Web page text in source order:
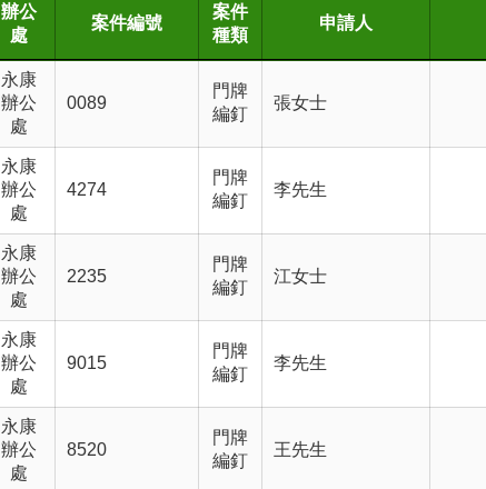
辦公
處
案件編號
案件
種類
申請人
永康
辦公
處
0089
門牌
編釘
張女士
永康
辦公
處
4274
門牌
編釘
李先生
永康
辦公
處
2235
門牌
編釘
江女士
永康
辦公
處
9015
門牌
編釘
李先生
永康
辦公
處
8520
門牌
編釘
王先生